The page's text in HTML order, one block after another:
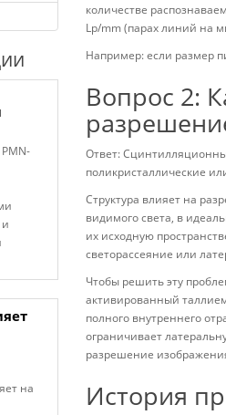
на
количестве
Lp/mm (парах линий на
Например: если размер
Вопрос 2:
Ответ:
поликристаллические
Структура влияет на
видимого света, в
их исходную
светорассеяние или
Чтобы решить эту
активированный
полного внутреннего
ограничивает
разрешение
История